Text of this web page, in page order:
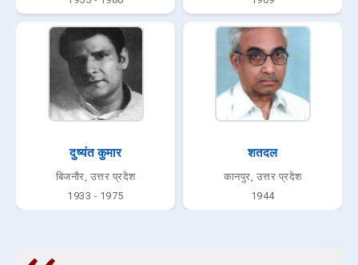
दुष्यंत कुमार
बिजनौर, उत्तर प्रदेश
1933 - 1975
शतदल
कानपुर, उत्तर प्रदेश
1944